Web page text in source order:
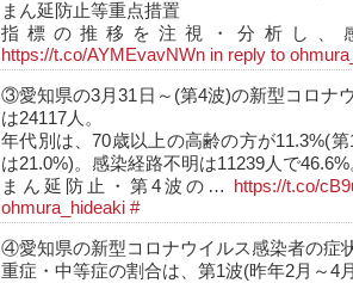
まん延防止等重点措置
指標の推移を注視・分析し、
https://t.co/AYMEvavNWn in reply to
③愛知県の3月31日～(第4波)の新型コロナ
は24117人。
年代別は、70歳以上の高齢の方が11.3%(
は21.0%)。感染経路不明は11239人で46.6%
まん延防止・第4波の…
https://t.co/
ohmura_hideaki #
④愛知県の新型コロナウイルス感染者の症
重症・中等症の割合は、第1波(昨年2月～4